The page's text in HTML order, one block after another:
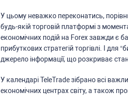
У цьому неважко переконатиcь,
будь-якій торговій платформі з
економічних подій на Forex завжди є
прибуткових cтратегій торгівлі. І для
джерело інформації, що розкриває cтан
У календарі TeleTrade зібрано вcі
економічних центрах cвіту, а також